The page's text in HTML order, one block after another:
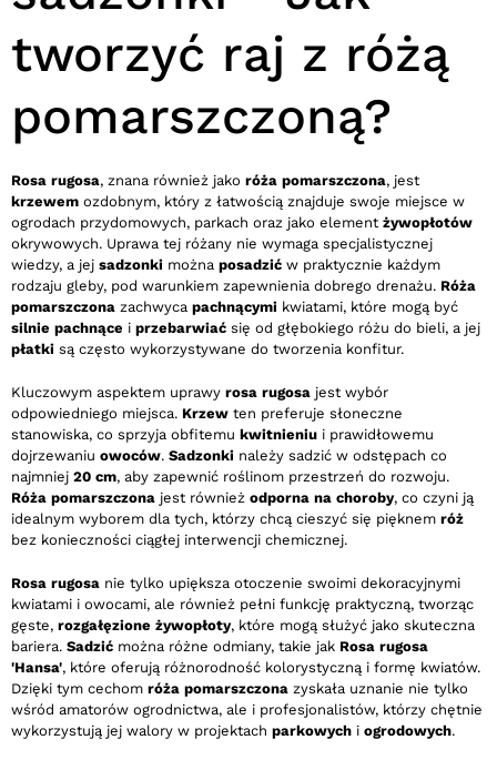
tworzyć raj z różą
pomarszczoną?
Rosa rugosa, znana również jako róża pomarszczona, jest
krzewem ozdobnym, który z łatwością znajduje swoje miejsce w
ogrodach przydomowych, parkach oraz jako element żywopłotów
okrywowych. Uprawa tej różany nie wymaga specjalistycznej
wiedzy, a jej sadzonki można posadzić w praktycznie każdym
rodzaju gleby, pod warunkiem zapewnienia dobrego drenażu. Róża
pomarszczona zachwyca pachnącymi kwiatami, które mogą być
silnie pachnące i przebarwiać się od głębokiego różu do bieli, a jej
płatki są często wykorzystywane do tworzenia konfitur.
Kluczowym aspektem uprawy rosa rugosa jest wybór
odpowiedniego miejsca. Krzew ten preferuje słoneczne
stanowiska, co sprzyja obfitemu kwitnieniu i prawidłowemu
dojrzewaniu owoców. Sadzonki należy sadzić w odstępach co
najmniej 20 cm, aby zapewnić roślinom przestrzeń do rozwoju.
Róża pomarszczona jest również odporna na choroby, co czyni ją
idealnym wyborem dla tych, którzy chcą cieszyć się pięknem róż
bez konieczności ciągłej interwencji chemicznej.
Rosa rugosa nie tylko upiększa otoczenie swoimi dekoracyjnymi
kwiatami i owocami, ale również pełni funkcję praktyczną, tworząc
gęste, rozgałęzione żywopłoty, które mogą służyć jako skuteczna
bariera. Sadzić można różne odmiany, takie jak Rosa rugosa
'Hansa', które oferują różnorodność kolorystyczną i formę kwiatów.
Dzięki tym cechom róża pomarszczona zyskała uznanie nie tylko
wśród amatorów ogrodnictwa, ale i profesjonalistów, którzy chętnie
wykorzystują jej walory w projektach parkowych i ogrodowych.